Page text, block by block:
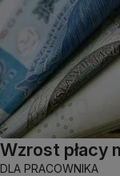
Wzrost płacy
DLA PRACOWNIKA